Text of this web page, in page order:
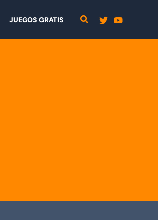
JUEGOS GRATIS